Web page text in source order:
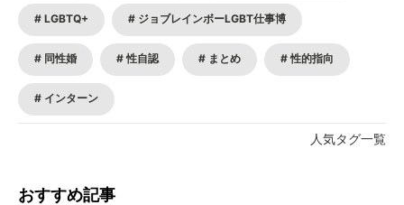
LGBTQ+ ジョブレインボーLGBT仕事博
同性婚 性自認 まとめ 性的指向
インターン
人気タグ一覧
おすすめ記事